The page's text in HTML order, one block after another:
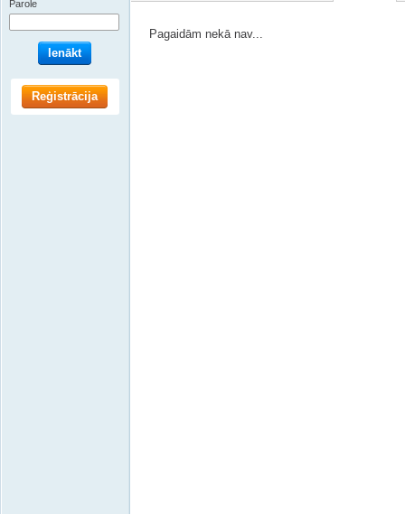
Pagaidām nekā nav...
Parole
Ienākt
Reģistrācija